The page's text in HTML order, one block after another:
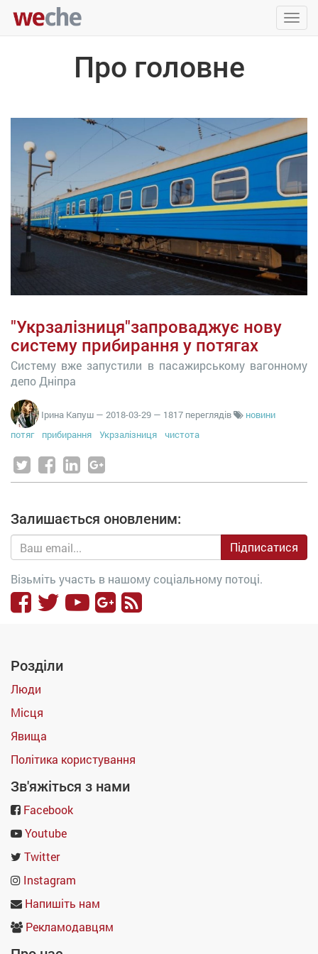
Про головне
"Укрзалізниця"запроваджує нову
систему прибирання у потягах
Систему вже запустили в пасажирському вагонному
депо Дніпра
Ірина Капуш — 2018-03-29 — 1817 переглядів
новини
потяг
прибирання Укрзалізниця чистота
Залишається оновленим:
Підписатися
Візьміть участь в нашому соціальному потоці.
Розділи
Люди
Місця
Явища
Політика користування
Зв'яжіться з нами
Facebook
Youtube
Twitter
Instagram
Напишіть нам
Рекламодавцям